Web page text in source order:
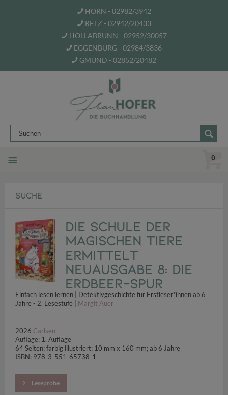
HORN - 02982/3942
RETZ - 02942/20433
HOLLABRUNN - 02952/30057
EGGENBURG - 02984/3836
GMÜND - 02852/20482
0
SUCHE
Die Schule der
magischen Tiere
ermittelt
Neuausgabe 8: Die
Erdbeer-Spur
Einfach lesen lernen | Detektivgeschichte für Erstleser*innen ab 6
Jahre - 2. Lesestufe | Margit Auer
2026 Carlsen
Auflage: 1. Auflage
64 Seiten; farbig illustriert; 10 mm x 160 mm; ab 6 Jahre
ISBN: 978-3-551-65738-1
Leseprobe